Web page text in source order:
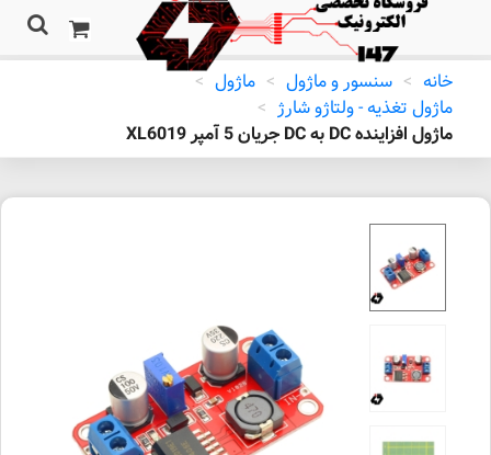
خانه > سنسور و ماژول > ماژول >
ماژول تغذیه - ولتاژو شارژ >
ماژول افزاینده DC به DC جریان 5 آمپر XL6019